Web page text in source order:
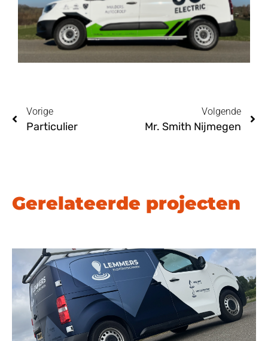
Vorige
Particulier
Volgende
Mr. Smith Nijmegen
Gerelateerde projecten